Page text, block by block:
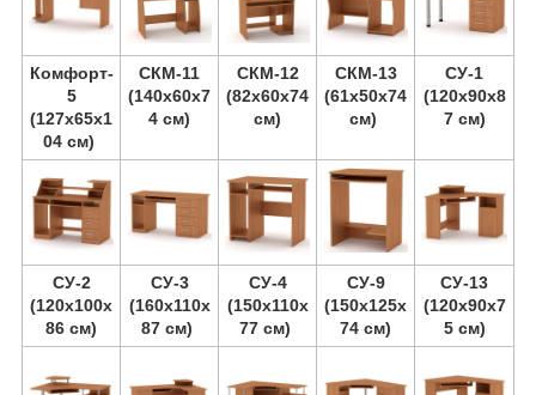
Комфорт-
5
(127х65х1
04 см)
СКМ-11
(140х60х7
4 см)
СКМ-12
(82х60х74
см)
СКМ-13
(61х50х74
см)
СУ-1
(120х90х8
7 см)
СУ-2
(120х100х
86 см)
СУ-3
(160х110х
87 см)
СУ-4
(150х110х
77 см)
СУ-9
(150х125х
74 см)
СУ-13
(120х90х7
5 см)